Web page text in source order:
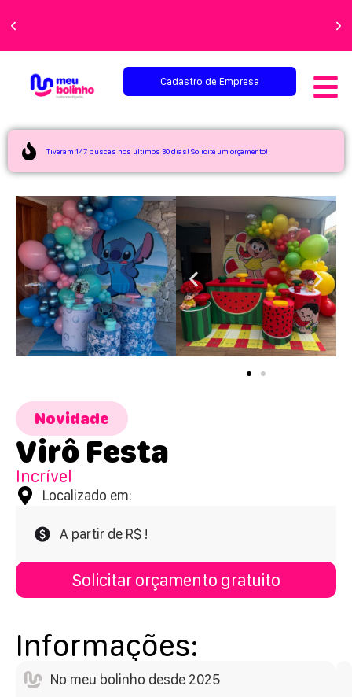
perfeita!
Cadastro de Empresa
Tiveram 147 buscas nos últimos 30 dias! Solicite um orçamento!
Novidade
Virô Festa
Incrível
Localizado em:
A partir de R$ !
Solicitar orçamento gratuito
Informações:
No meu bolinho desde 2025